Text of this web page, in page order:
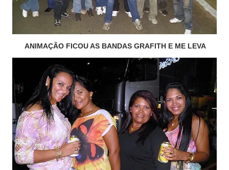
ANIMAÇÃO FICOU AS BANDAS GRAFITH E ME LEVA